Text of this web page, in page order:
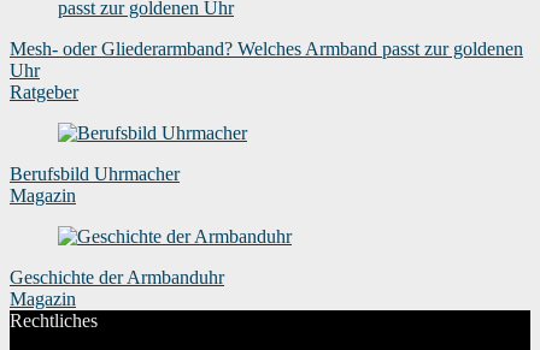
Mesh- oder Gliederarmband? Welches Armband passt zur goldenen
Uhr
Ratgeber
Berufsbild Uhrmacher
Magazin
Geschichte der Armbanduhr
Magazin
Rechtliches